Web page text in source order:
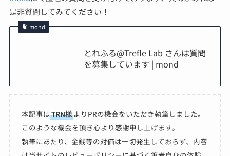
是非質問してみてください！
mond
とれふる@Trefle Lab さんは質問
を募集しています | mond
本記事はTRN様よりPRの機会をいただき執筆しました。
このような機会を頂き心より感謝申し上げます。
執筆にあたり、金銭等の対価は一切発生しておらず、内容